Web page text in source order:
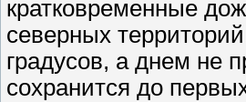
кратковременные
северных
градусов, а днем не
сохранится до